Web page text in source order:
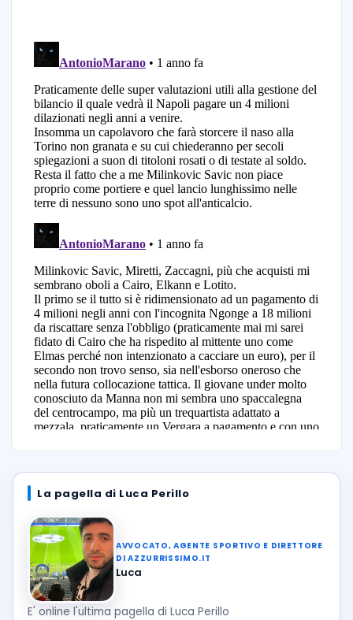
La pagella di Luca Perillo
AVVOCATO, AGENTE SPORTIVO E DIRETTORE
DI AZZURRISSIMO.IT
Luca
E' online l'ultima pagella di Luca Perillo